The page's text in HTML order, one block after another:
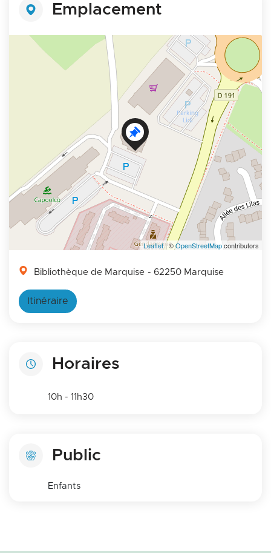
Emplacement
Leaflet| ©OpenStreetMapcontributors
Bibliothèque de Marquise - 62250 Marquise
Itinéraire
Horaires
10h - 11h30
Public
Enfants